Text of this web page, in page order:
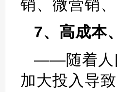
销、微营销
7、高成本
——随着人
加大投入导